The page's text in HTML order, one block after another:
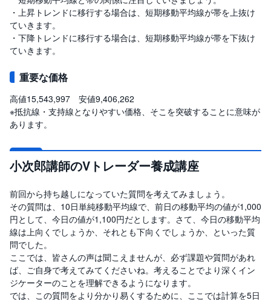
・上昇トレンドに移行する場合は、短期移動平均線が帯を上抜け
ていきます。
・下降トレンドに移行する場合は、短期移動平均線が帯を下抜け
ていきます。
重要な価格
高値15,543,997 安値9,406,262
※抵抗線・支持線となりやすい価格、そこを突破することに意味が
あります。
小次郎講師のVトレーダー養成講座
前回から持ち越しになっていた質問を考えてみましょう。
その質問は、10日単純移動平均線で、前日の移動平均の値が1,000
円として、今日の値が1,100円だとします。さて、今日の移動平均
線は上向くでしょうか、それとも下向くでしょうか、といった質
問でした。
ここでは、皆さんの声は聞こえませんが、必ず課題や質問があれ
ば、ご自身で考えてみてくださいね。考えることでより深くイン
ジケーターのことを理解できるようになります。
では、この質問をより分かり易くするために、ここでは計算を5日